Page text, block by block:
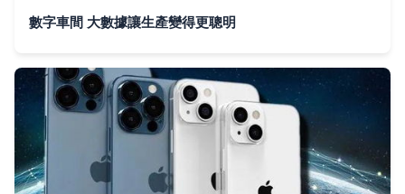
數字車間 大數據讓生產變得更聰明